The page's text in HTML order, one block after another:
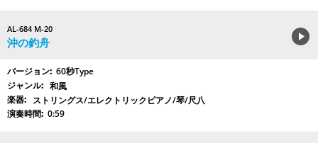
AL-684 M-20
沖の釣舟
60秒Type
和風
ストリングス/エレクトリックピアノ/琴/尺八
0:59